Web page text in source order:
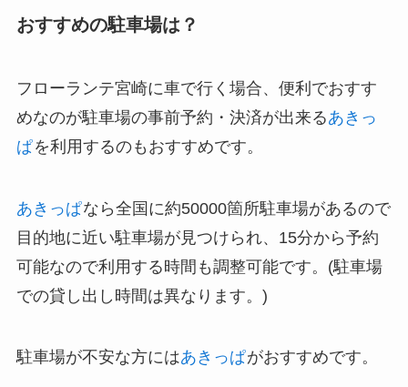
おすすめの駐車場は？
フローランテ宮崎に車で行く場合、便利でおすす
めなのが駐車場の事前予約・決済が出来るあきっ
ぱを利用するのもおすすめです。
あきっぱなら全国に約50000箇所駐車場があるので
目的地に近い駐車場が見つけられ、15分から予約
可能なので利用する時間も調整可能です。(駐車場
での貸し出し時間は異なります。)
駐車場が不安な方にはあきっぱがおすすめです。